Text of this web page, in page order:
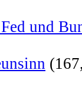
und